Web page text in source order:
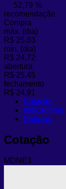
52,79 %
recomendação
Compra
máx. (dia)
R$ 25,83
mín. (dia)
R$ 24,72
abertura
R$ 25,45
fechamento
R$ 24,91
Cotação
Indicadores
Notícias
Cotação
MDNE3